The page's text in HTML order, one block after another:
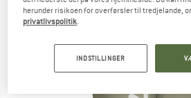
herunder risikoen for overførsler til tredjelande,
privatlivspolitik.
INDSTILLINGER